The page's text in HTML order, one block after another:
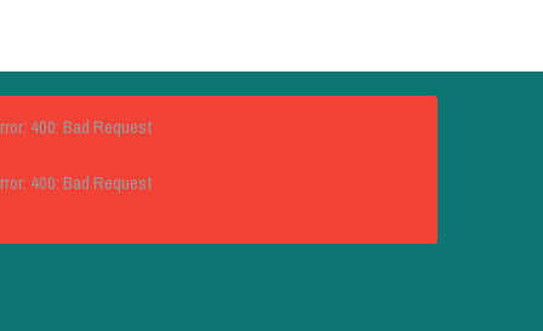
400: Bad Request
400: Bad Request